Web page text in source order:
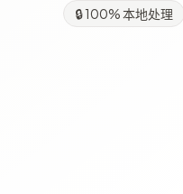
🔒100% 本地处理